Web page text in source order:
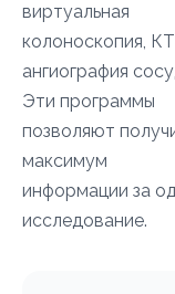
виртуальная
колоноскопия,
ангиография
Эти программы
позволяют
максимум
информации за
исследование.